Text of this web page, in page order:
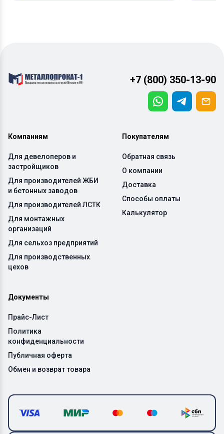
+7 (800) 350-13-90
Компаниям
Для девелоперов и
застройщиков
Для производителей ЖБИ
и бетонных заводов
Для производителей ЛСТК
Для монтажных
организаций
Для сельхоз предприятий
Для производственных
цехов
Покупателям
Обратная связь
О компании
Доставка
Способы оплаты
Калькулятор
Документы
Прайс-Лист
Политика
конфиденциальности
Публичная оферта
Обмен и возврат товара